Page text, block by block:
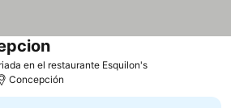
en el restaurante Esquilon'sVer precios
Ver precios
Concepción